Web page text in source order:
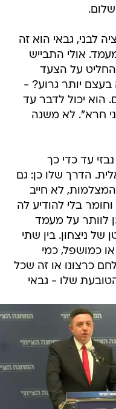
לבני, גבאי הוא זה
אולי התבייש
החליט על הצעד
בעצם יותר גרוע? -
הוא יכול לדבר עד
חרא". לא משנה
עד כדי כך
הדרך שלו כן: גם
לא חייב
בלי להודיע לה
לוותר על מעמד
של ניצחון. בין שתי
כמושפל, כמי
כרצונו או זה שכל
שלו - גבאי